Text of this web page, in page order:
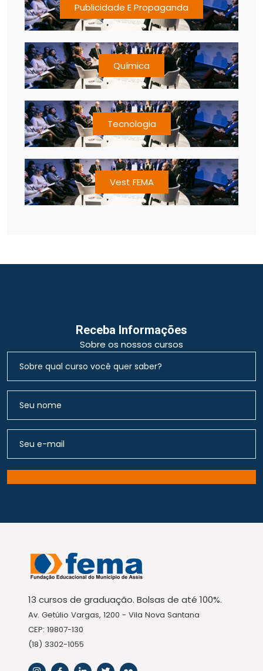
Publicidade E Propaganda
Química
Tecnologia
Vest FEMA
Receba Informações
Sobre os nossos cursos
13 cursos de graduação. Bolsas de até 100%.
Av. Getúlio Vargas, 1200 - Vila Nova Santana
CEP: 19807-130
(18) 3302-1055